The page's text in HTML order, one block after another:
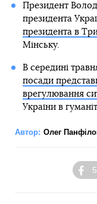
Президент
президента
президента в
Мінську.
В середині
посади
врегулювання
України в
Автор: Олег
5